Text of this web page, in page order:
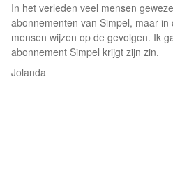
In het verleden veel mensen
abonnementen van Simpel, maar in
mensen wijzen op de gevolgen. Ik
abonnement Simpel krijgt zijn zin.
Jolanda